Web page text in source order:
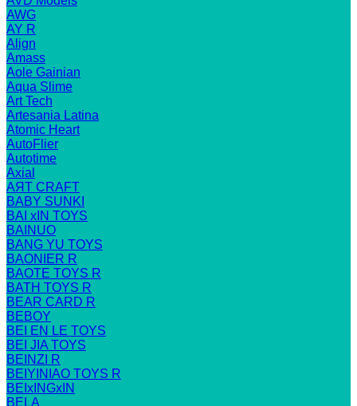
AWG
AY R
Align
Amass
Aole Gainian
Aqua Slime
Art Tech
Artesania Latina
Atomic Heart
AutoFlier
Autotime
Axial
AЯT CRAFT
BABY SUNKI
BAI xIN TOYS
BAINUO
BANG YU TOYS
BAONIER R
BAOTE TOYS R
BATH TOYS R
BEAR CARD R
BEBOY
BEI EN LE TOYS
BEI JIA TOYS
BEINZI R
BEIYINIAO TOYS R
BEIxINGxIN
BELA